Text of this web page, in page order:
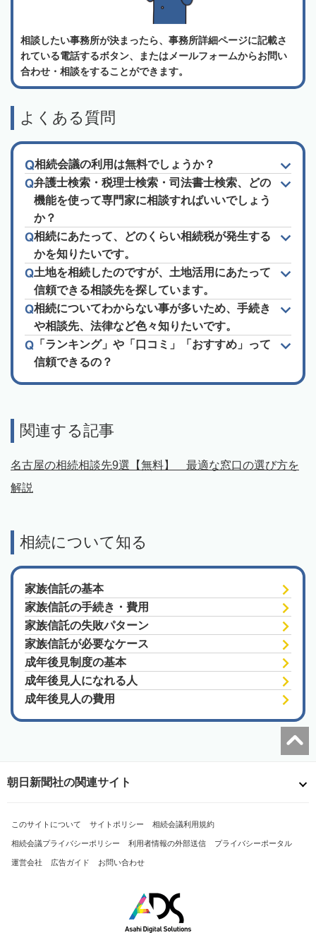
相談したい事務所が決まったら、事務所詳細ページに記載さ
れている電話するボタン、またはメールフォームからお問い
合わせ・相談をすることができます。
よくある質問
相続会議の利用は無料でしょうか？
弁護士検索・税理士検索・司法書士検索、どの
機能を使って専門家に相談すればいいでしょう
か？
相続にあたって、どのくらい相続税が発生する
かを知りたいです。
土地を相続したのですが、土地活用にあたって
信頼できる相談先を探しています。
相続についてわからない事が多いため、手続き
や相談先、法律など色々知りたいです。
「ランキング」や「口コミ」「おすすめ」って
信頼できるの？
関連する記事
名古屋の相続相談先9選【無料】 最適な窓口の選び方を
解説
相続について知る
家族信託の基本
家族信託の手続き・費用
家族信託の失敗パターン
家族信託が必要なケース
成年後見制度の基本
成年後見人になれる人
成年後見人の費用
朝日新聞社の関連サイト
このサイトについて サイトポリシー 相続会議利用規約
相続会議プライバシーポリシー 利用者情報の外部送信 プライバシーポータル
運営会社 広告ガイド お問い合わせ